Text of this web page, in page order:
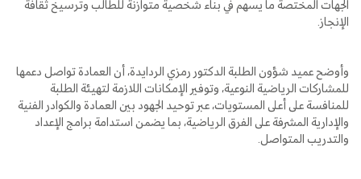
الجهات المختصة ما يسهم في بناء شخصية متوازنة للطالب وترسيخ ثقافة
الإنجاز.
وأوضح عميد شؤون الطلبة الدكتور رمزي الردايدة، أن العمادة تواصل دعمها
للمشاركات الرياضية النوعية، وتوفير الإمكانات اللازمة لتهيئة الطلبة
للمنافسة على أعلى المستويات، عبر توحيد الجهود بين العمادة والكوادر الفنية
والإدارية المشرفة على الفرق الرياضية، بما يضمن استدامة برامج الإعداد
والتدريب المتواصل.